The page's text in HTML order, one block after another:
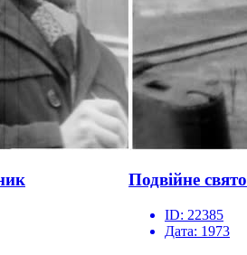
Подвійне свято
ID: 22385
Дата: 1973